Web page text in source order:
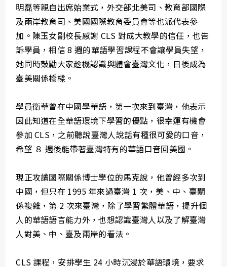
明磊等親自出席始業式，外交部北美司、教育部國際
及兩岸教育司、美國國際教育委員會等也派代表參
加。陳玉女副校長感謝 CLS 對成大教學的信任，也告
訴學員，相信 8 週的華語學習課程不會讓學員失望，
她同時鼓勵大家趁機認識與體會臺灣文化，日後成為
臺美關係橋樑。
學員衛華曾在中國學華語，第一次來到臺灣，他表示
因此知道在全華語環境下學習的優點，很幸運有機會
參加 CLS，之前聽說臺灣人說話有種很可愛的口音，
希望 ８ 週後能帶著臺灣特有的華語口音回美國。
現正攻讀國際關係博士學位的馬克說，他曾經多次到
中國，但只在 1995 年來過臺灣 1 次，美、中、臺關
係複雜，第 2 次來臺灣，除了學習繁體華語，提升個
人的華語語言能力外，也想認識臺灣人以及了解臺灣
人對美、中、臺及兩岸的看法。
CLS 課程，安排學生 24 小時沉浸於華語環境，要求